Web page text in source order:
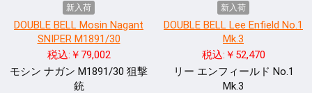
新入荷
DOUBLE BELL Mosin Nagant
SNIPER M1891/30
税込:￥79,002
モシン ナガン M1891/30 狙撃
銃
新入荷
DOUBLE BELL Lee Enfield No.1
Mk.3
税込:￥52,470
リー エンフィールド No.1
Mk.3